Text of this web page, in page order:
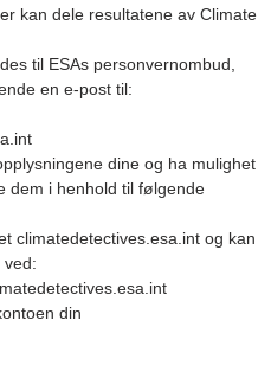
kan dele resultatene av Climate
til ESAs personvernombud,
en e-post til:
dine og ha mulighet
dem i henhold til følgende
climatedetectives.esa.int og kan
ved:
din